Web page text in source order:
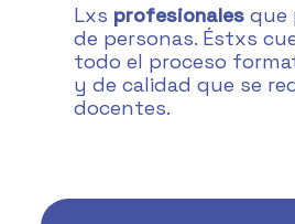
Lxs profesionales que
de personas. Éstxs
todo el proceso
y de calidad que se
docentes.